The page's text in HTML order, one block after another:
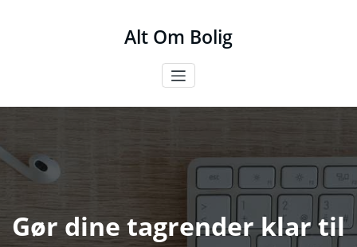
Alt Om Bolig
Gør dine tagrender klar til